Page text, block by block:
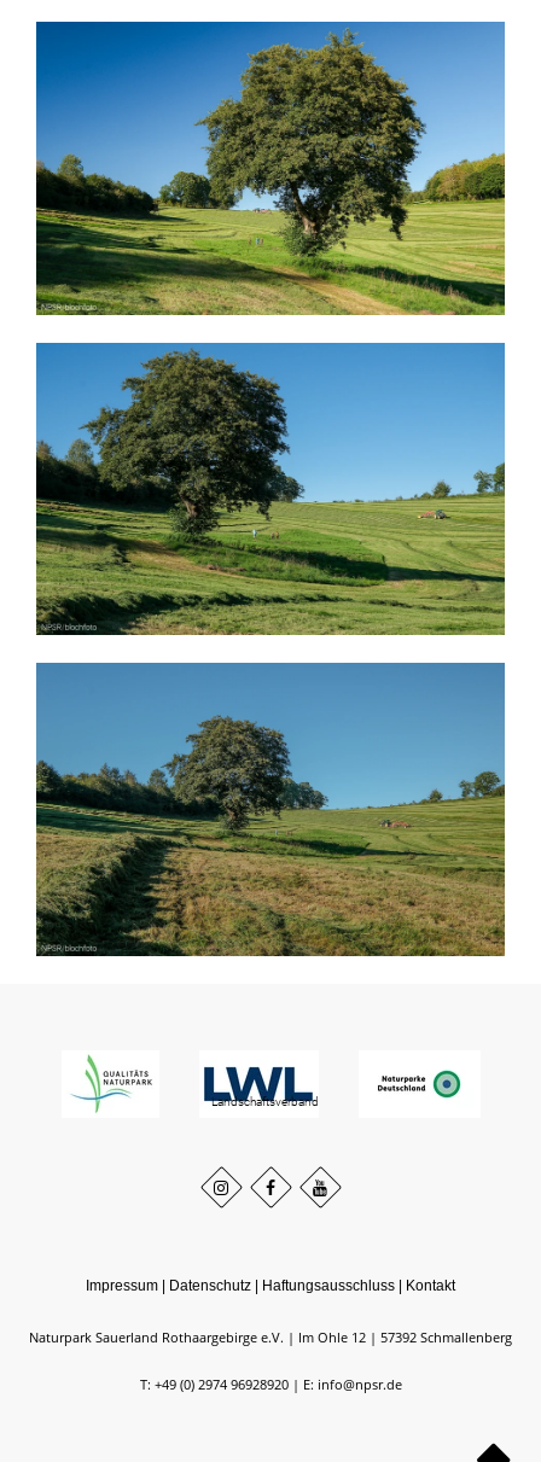
Impressum Datenschutz Haftungsausschluss Kontakt
Naturpark Sauerland Rothaargebirge e.V. Im Ohle 12 57392 Schmallenberg
T: +49 (0) 2974 96928920 E: info@npsr.de